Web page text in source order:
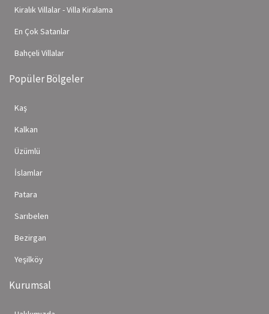
Kiralık Villalar - Villa Kiralama
En Çok Satanlar
Bahçeli Villalar
Popüler Bölgeler
Kaş
Kalkan
Üzümlü
İslamlar
Patara
Sarıbelen
Bezirgan
Yeşilköy
Kurumsal